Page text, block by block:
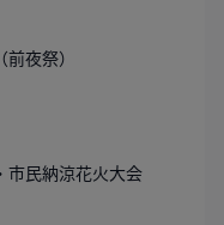
夜祭）
市民納涼花火大会